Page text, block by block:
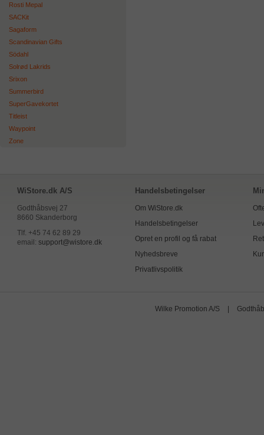
Rosti Mepal
SACKit
Sagaform
Scandinavian Gifts
Södahl
Solrød Lakrids
Srixon
Summerbird
SuperGavekortet
Titleist
Waypoint
Zone
WiStore.dk A/S
Godthåbsvej 27
8660 Skanderborg
Tlf. +45 74 62 89 29
email: support@wistore.dk
Handelsbetingelser
Om WiStore.dk
Handelsbetingelser
Opret en profil og få rabat
Nyhedsbreve
Privatlivspolitik
Wilke Promotion A/S